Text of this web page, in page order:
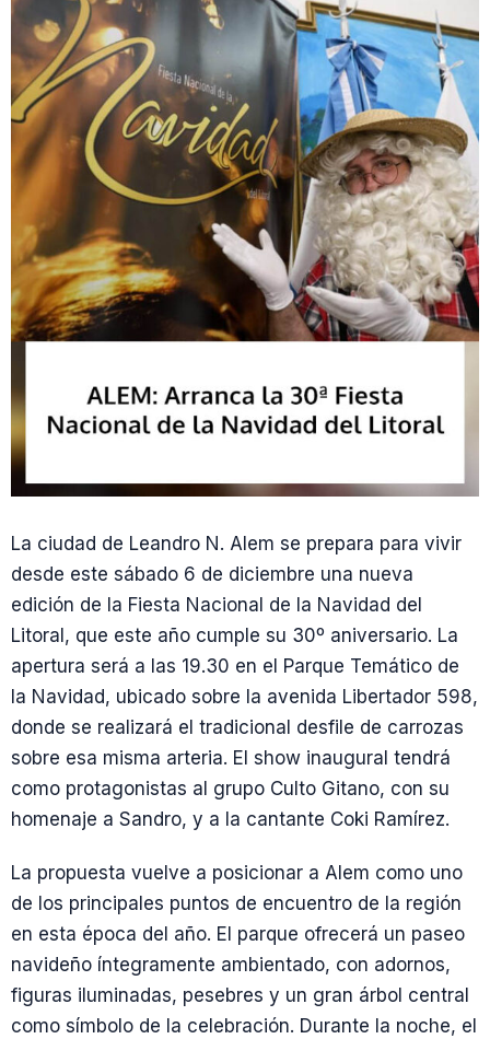
La ciudad de Leandro N. Alem se prepara para vivir
desde este sábado 6 de diciembre una nueva
edición de la Fiesta Nacional de la Navidad del
Litoral, que este año cumple su 30º aniversario. La
apertura será a las 19.30 en el Parque Temático de
la Navidad, ubicado sobre la avenida Libertador 598,
donde se realizará el tradicional desfile de carrozas
sobre esa misma arteria. El show inaugural tendrá
como protagonistas al grupo Culto Gitano, con su
homenaje a Sandro, y a la cantante Coki Ramírez.
La propuesta vuelve a posicionar a Alem como uno
de los principales puntos de encuentro de la región
en esta época del año. El parque ofrecerá un paseo
navideño íntegramente ambientado, con adornos,
figuras iluminadas, pesebres y un gran árbol central
como símbolo de la celebración. Durante la noche, el